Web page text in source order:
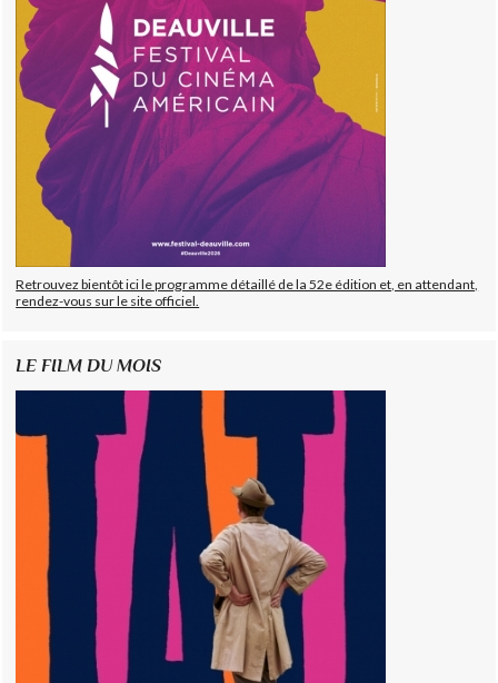
Retrouvez bientôt ici le programme détaillé de la 52e édition et, en attendant,
rendez-vous sur le site officiel.
LE FILM DU MOIS